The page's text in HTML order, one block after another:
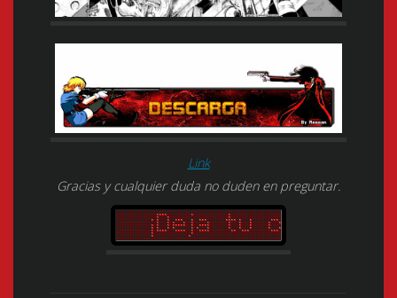
Link
Gracias y cualquier duda no duden en preguntar.